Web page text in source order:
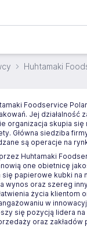
Huhtamaki
Foodservice
Jej działalność
organizacja skupia się
Główna siedziba
są operacje na
Huhtamaki
one obietnicę
papierowe kubki na
wynos oraz szereg
życia klientom
w
się pozycją lidera
oraz zakładów